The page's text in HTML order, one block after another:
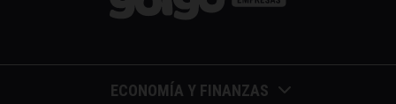
ECONOMÍA Y FINANZAS